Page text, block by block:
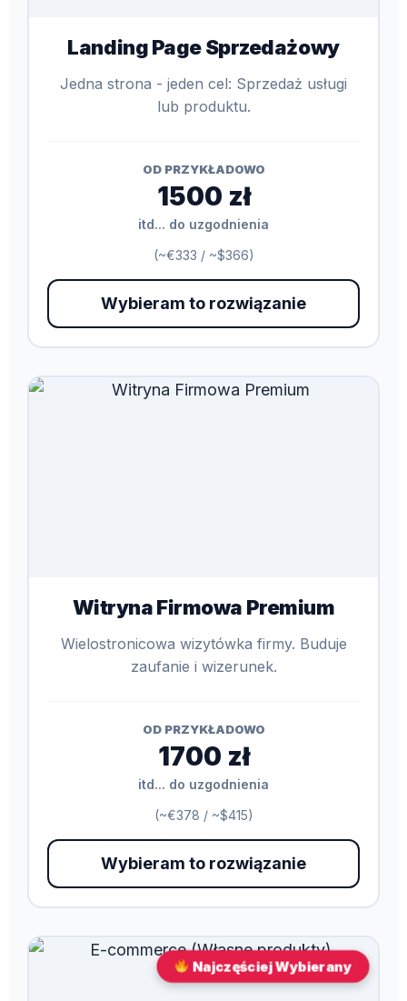
Landing Page Sprzedażowy
Jedna strona - jeden cel: Sprzedaż usługi
lub produktu.
OD PRZYKŁADOWO
1500 zł
itd... do uzgodnienia
(~€333 / ~$366)
Wybieram to rozwiązanie
Witryna Firmowa Premium
Wielostronicowa wizytówka firmy. Buduje
zaufanie i wizerunek.
OD PRZYKŁADOWO
1700 zł
itd... do uzgodnienia
(~€378 / ~$415)
Wybieram to rozwiązanie
Najczęściej Wybierany